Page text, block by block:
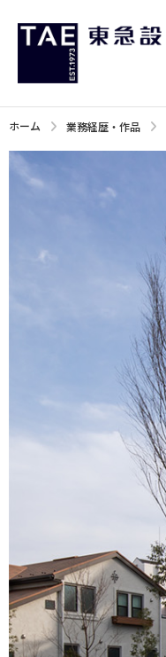
ホーム 業務経歴・作品